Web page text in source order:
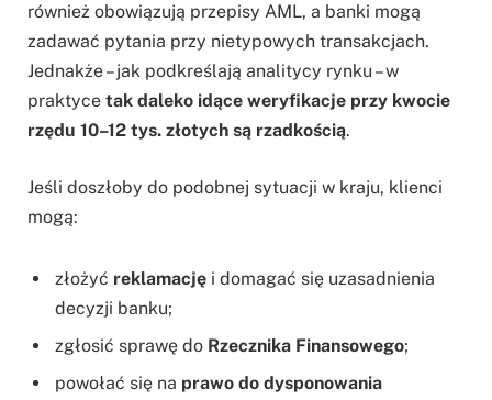
również obowiązują przepisy AML, a banki mogą
zadawać pytania przy nietypowych transakcjach.
Jednakże – jak podkreślają analitycy rynku – w
praktyce tak daleko idące weryfikacje przy kwocie
rzędu 10–12 tys. złotych są rzadkością.
Jeśli doszłoby do podobnej sytuacji w kraju, klienci
mogą:
złożyć reklamację i domagać się uzasadnienia
decyzji banku;
zgłosić sprawę do Rzecznika Finansowego;
powołać się na prawo do dysponowania